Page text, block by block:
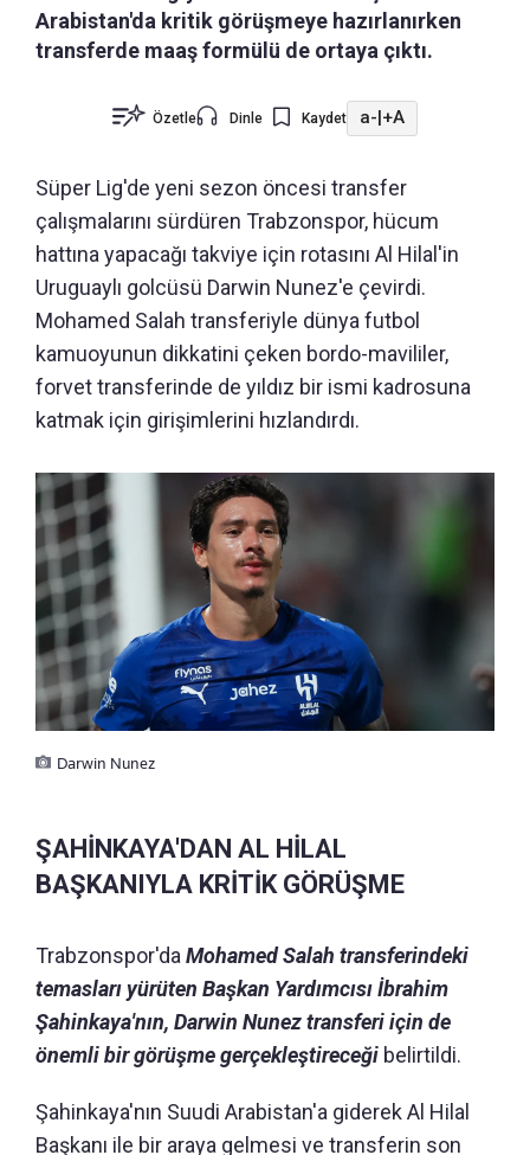
Arabistan'da kritik görüşmeye hazırlanırken
transferde maaş formülü de ortaya çıktı.
Özetle Dinle Kaydet a-|+A
Süper Lig'de yeni sezon öncesi transfer
çalışmalarını sürdüren Trabzonspor, hücum
hattına yapacağı takviye için rotasını Al Hilal'in
Uruguaylı golcüsü Darwin Nunez'e çevirdi.
Mohamed Salah transferiyle dünya futbol
kamuoyunun dikkatini çeken bordo-mavililer,
forvet transferinde de yıldız bir ismi kadrosuna
katmak için girişimlerini hızlandırdı.
Darwin Nunez
ŞAHİNKAYA'DAN AL HİLAL
BAŞKANIYLA KRİTİK GÖRÜŞME
Trabzonspor'da Mohamed Salah transferindeki
temasları yürüten Başkan Yardımcısı İbrahim
Şahinkaya'nın, Darwin Nunez transferi için de
önemli bir görüşme gerçekleştireceği belirtildi.
Şahinkaya'nın Suudi Arabistan'a giderek Al Hilal
Başkanı ile bir araya gelmesi ve transferin son